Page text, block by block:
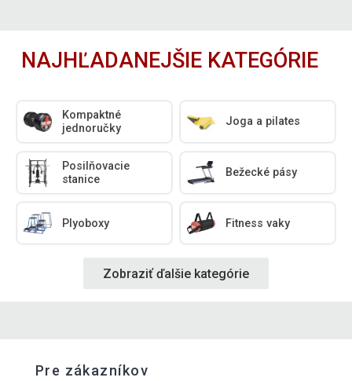
NAJHĽADANEJŠIE KATEGÓRIE
Kompaktné
jednoručky
Joga a pilates
Posilňovacie
stanice
Bežecké pásy
Plyoboxy Fitness vaky
Zobraziť ďalšie kategórie
Pre zákazníkov